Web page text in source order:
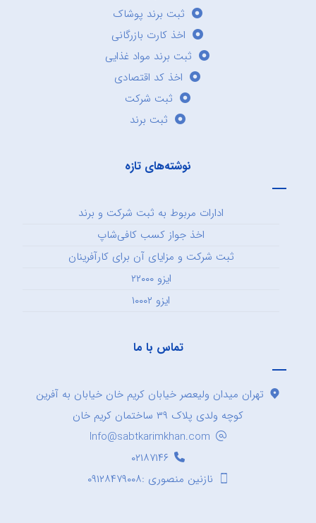
ثبت برند پوشاک
اخذ کارت بازرگانی
ثبت برند مواد غذایی
اخذ کد اقتصادی
ثبت شرکت
ثبت برند
نوشته‌های تازه
ادارات مربوط به ثبت شرکت و برند
اخذ جواز کسب کافی‌شاپ
ثبت شرکت و مزایای آن برای کارآفرینان
ایزو ۲۲۰۰۰
ایزو ۱۰۰۰۲
تماس با ما
تهران میدان ولیعصر خیابان کریم خان خیابان به آفرین
کوچه ولدی پلاک ۳۹ ساختمان کریم خان
Info@sabtkarimkhan.com
۰۲۱۸۷۱۴۶
نازنین منصوری :۰۹۱۲۸۴۷۹۰۰۸